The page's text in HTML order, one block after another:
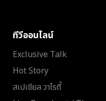
ทีวีออนไลน์
Exclusive Talk
Hot Story
สเปเชียล วาไรตี้